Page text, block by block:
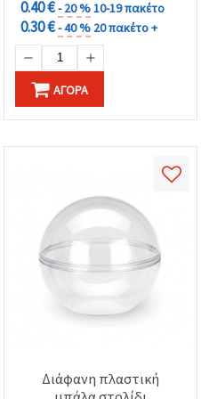
0.40 €- 20 %10-19 πακέτο
0.30 €- 40 % 20 πακέτο +
ΑΓΟΡΆ
Διάφανη πλαστική